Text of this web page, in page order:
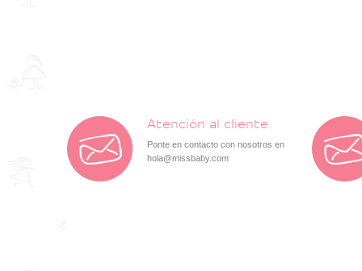
Atención al cliente
Ponte en contacto con nosotros en
hola@missbaby.com